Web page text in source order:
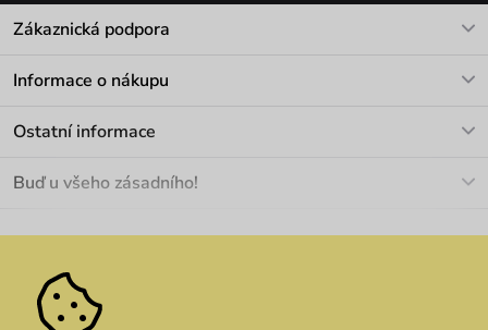
Zákaznická podpora
Informace o nákupu
Materiály a údržba
Pozáruční opravy
Ostatní informace
Velkoobchod
We Care
Dárkové poukazy
Buď u všeho zásadního!
Zásady ochrany osobních údajů